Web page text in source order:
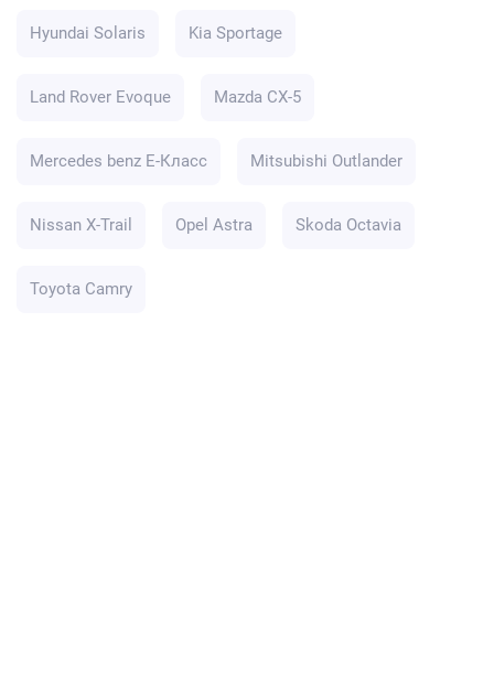
Hyundai Solaris Kia Sportage
Land Rover Evoque Mazda CX-5
Mercedes benz E-Класс Mitsubishi Outlander
Nissan X-Trail Opel Astra Skoda Octavia
Toyota Camry